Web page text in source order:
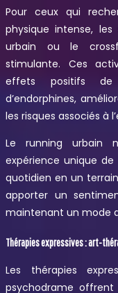
Pour ceux qui
physique intense,
urbain ou le
stimulante. Ces
effets positifs de
d’endorphines,
les risques associés à
Le running urbain
expérience unique
quotidien en un
apporter un
maintenant un mode
Thérapies expressives : art-
Les thérapies
psychodrame